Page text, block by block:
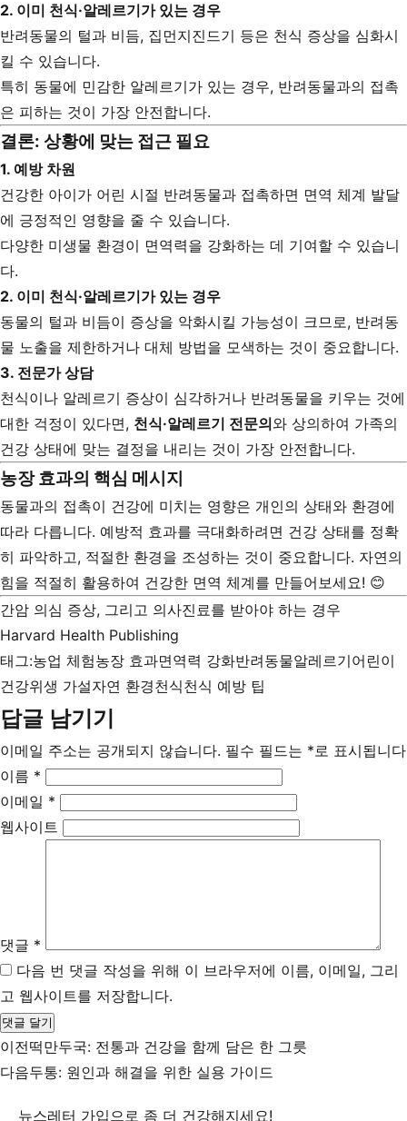
2. 이미 천식·알레르기가 있는 경우
반려동물의 털과 비듬, 집먼지진드기 등은 천식 증상을 심화시
킬 수 있습니다.
특히 동물에 민감한 알레르기가 있는 경우, 반려동물과의 접촉
은 피하는 것이 가장 안전합니다.
결론: 상황에 맞는 접근 필요
1. 예방 차원
건강한 아이가 어린 시절 반려동물과 접촉하면 면역 체계 발달
에 긍정적인 영향을 줄 수 있습니다.
다양한 미생물 환경이 면역력을 강화하는 데 기여할 수 있습니
다.
2. 이미 천식·알레르기가 있는 경우
동물의 털과 비듬이 증상을 악화시킬 가능성이 크므로, 반려동
물 노출을 제한하거나 대체 방법을 모색하는 것이 중요합니다.
3. 전문가 상담
천식이나 알레르기 증상이 심각하거나 반려동물을 키우는 것에
대한 걱정이 있다면, 천식·알레르기 전문의와 상의하여 가족의
건강 상태에 맞는 결정을 내리는 것이 가장 안전합니다.
농장 효과의 핵심 메시지
동물과의 접촉이 건강에 미치는 영향은 개인의 상태와 환경에
따라 다릅니다. 예방적 효과를 극대화하려면 건강 상태를 정확
히 파악하고, 적절한 환경을 조성하는 것이 중요합니다. 자연의
힘을 적절히 활용하여 건강한 면역 체계를 만들어보세요! 😊
간암 의심 증상, 그리고 의사진료를 받아야 하는 경우
Harvard Health Publishing
태그:농업 체험농장 효과면역력 강화반려동물알레르기어린이
건강위생 가설자연 환경천식천식 예방 팁
답글 남기기
이메일 주소는 공개되지 않습니다. 필수 필드는 *로 표시됩니다
이름 *
이메일 *
웹사이트
댓글 *
다음 번 댓글 작성을 위해 이 브라우저에 이름, 이메일, 그리
고 웹사이트를 저장합니다.
이전떡만두국: 전통과 건강을 함께 담은 한 그릇
다음두통: 원인과 해결을 위한 실용 가이드
뉴스레터 가입으로 좀 더 건강해지세요!